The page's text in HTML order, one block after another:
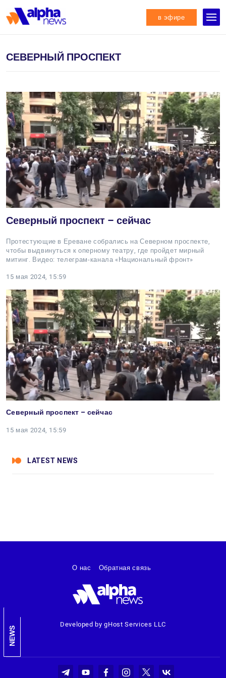
в эфире
СЕВЕРНЫЙ ПРОСПЕКТ
Северный проспект – сейчас
Протестующие в Ереване собрались на Северном проспекте,
чтобы выдвинуться к оперному театру, где пройдет мирный
митинг. Видео: телеграм-канала «Национальный фронт»
15 мая 2024, 15:59
Северный проспект – сейчас
15 мая 2024, 15:59
LATEST NEWS
NEWS
Developed by gHost Services LLC
О нас Обратная связь